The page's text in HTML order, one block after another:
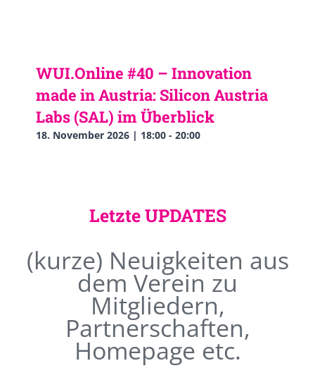
WUI.Online #40 – Innovation
made in Austria: Silicon Austria
Labs (SAL) im Überblick
18. November 2026 | 18:00 - 20:00
Letzte UPDATES
(kurze) Neuigkeiten aus
dem Verein zu
Mitgliedern,
Partnerschaften,
Homepage etc.